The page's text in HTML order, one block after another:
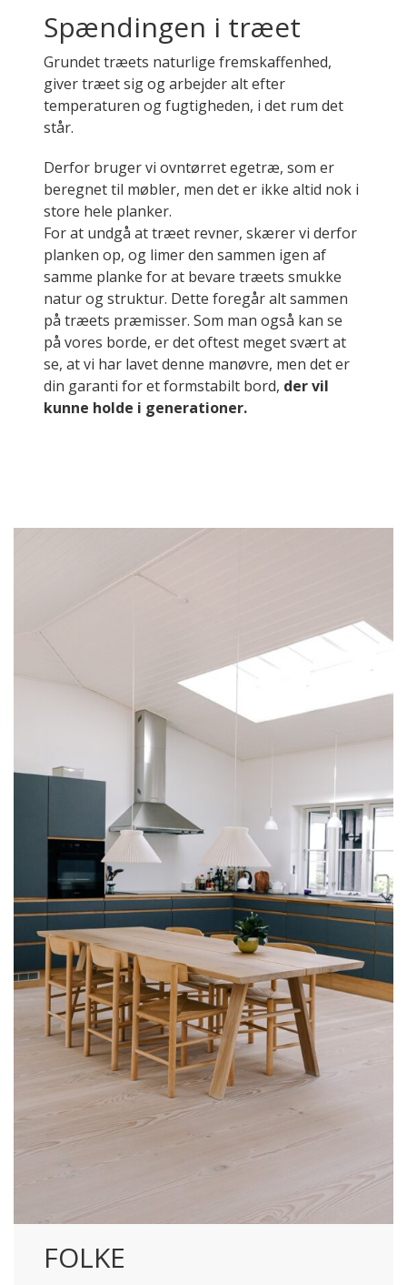
Spændingen i træet
Grundet træets naturlige fremskaffenhed,
giver træet sig og arbejder alt efter
temperaturen og fugtigheden, i det rum det
står.
Derfor bruger vi ovntørret egetræ, som er
beregnet til møbler, men det er ikke altid nok i
store hele planker.
For at undgå at træet revner, skærer vi derfor
planken op, og limer den sammen igen af
samme planke for at bevare træets smukke
natur og struktur. Dette foregår alt sammen
på træets præmisser. Som man også kan se
på vores borde, er det oftest meget svært at
se, at vi har lavet denne manøvre, men det er
din garanti for et formstabilt bord, der vil
kunne holde i generationer.
FOLKE